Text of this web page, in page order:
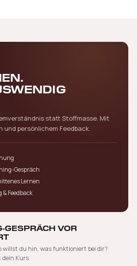
statt Stoffmasse. Mit
und persönlichem Feedback.
Gespräch
Lernen
Feedback
GESPRÄCH VOR
willst du hin, was funktioniert bei dir?
Kurs.